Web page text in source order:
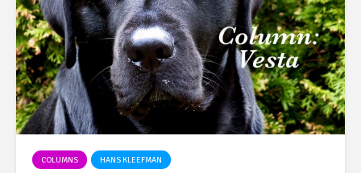
COLUMNS HANS KLEEFMAN